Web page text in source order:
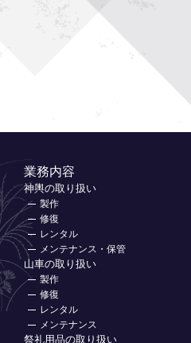
業務内容
神輿の取り扱い
製作
修復
レンタル
メンテナンス・保管
山車の取り扱い
製作
修復
レンタル
メンテナンス
祭礼用品の取り扱い